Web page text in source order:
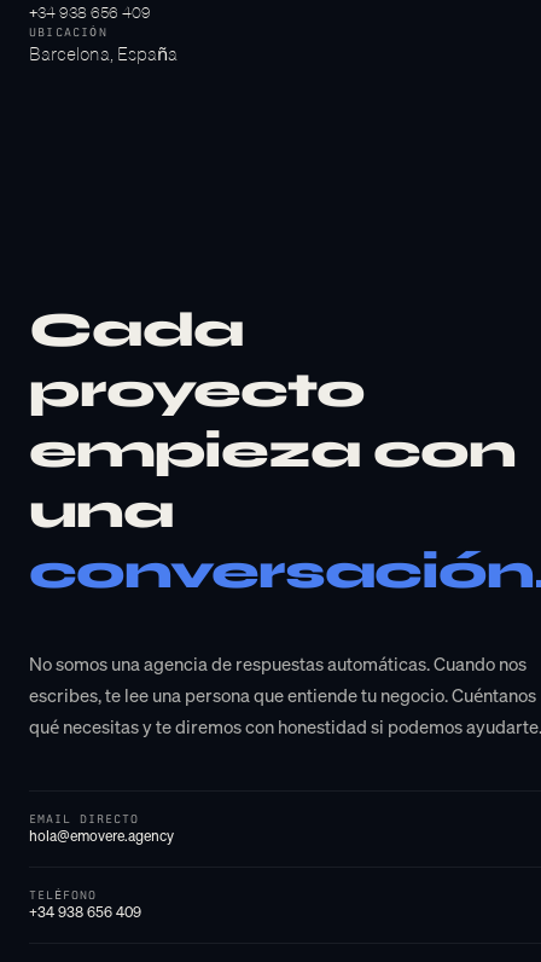
+34 938 656 409
UBICACIÓN
Barcelona, España
Cada
proyecto
empieza con
una
No somos una agencia de respuestas automáticas. Cuando nos
escribes, te lee una persona que entiende tu negocio. Cuéntanos
qué necesitas y te diremos con honestidad si podemos ayudarte.
EMAIL DIRECTO
hola@emovere.agency
TELÉFONO
+34 938 656 409